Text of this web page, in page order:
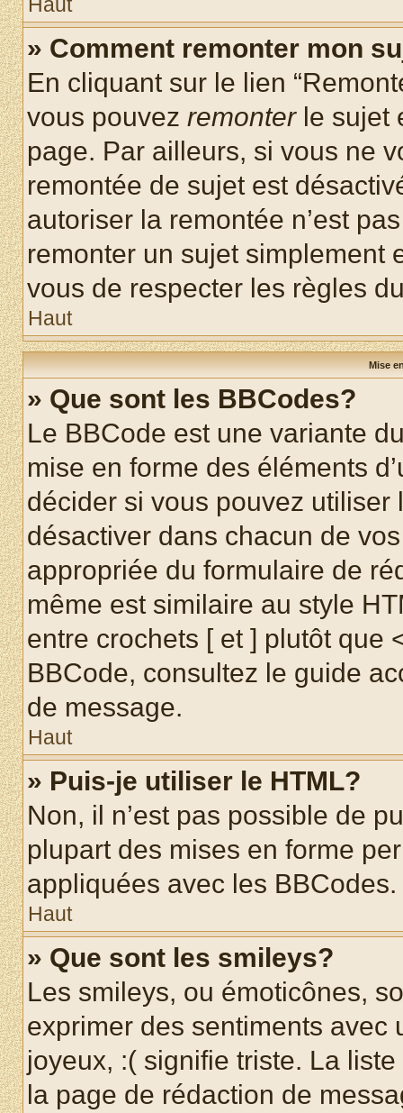
» Comment remonter mon
En cliquant sur le lien
vous pouvez remonterle sujet
page. Par ailleurs, si vous ne
remontée de sujet est
autoriser la remontée n’est
remonter un sujet simplement
vous de respecter les règles
Haut
Mise
» Que sont les BBCodes?
Le BBCode est une variante
mise en forme des éléments
décider si vous pouvez
désactiver dans chacun de
appropriée du formulaire de
même est similaire au style
entre crochets [ et ] plutôt que
BBCode, consultez le guide
de message.
Haut
» Puis-je utiliser le HTML?
Non, il n’est pas possible de
plupart des mises en forme
appliquées avec les BBCodes.
Haut
» Que sont les smileys?
Les smileys, ou émoticônes,
exprimer des sentiments avec
joyeux, :( signifie triste. La
la page de rédaction de